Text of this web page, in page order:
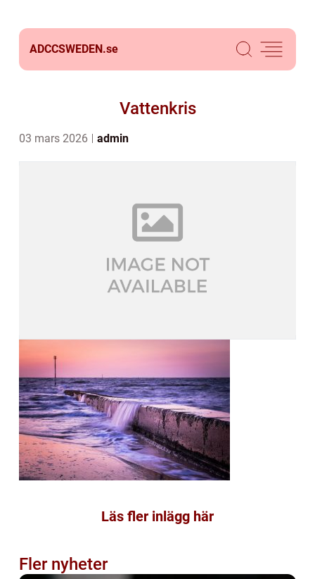
ADCCSWEDEN.se
Vattenkris
03 mars 2026 admin
Läs fler inlägg här
Fler nyheter